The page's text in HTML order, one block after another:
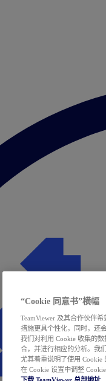
“Cookie 同意书”横幅
TeamViewer 及其合作伙伴
措施更具个性化，同时，还
我们对利用 Cookie 收集的
合，并进行相应的分析。我
尤其着重说明了使用 Cookie
在 Cookie 设置中调整 Cookie